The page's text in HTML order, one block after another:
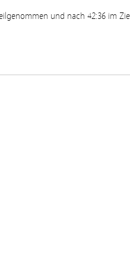
und nach 42:36 im